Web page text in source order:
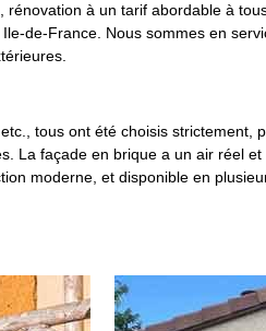
à un tarif abordable à
de-France. Nous sommes en
tous ont été choisis
La façade en brique a un air réel
moderne, et disponible en